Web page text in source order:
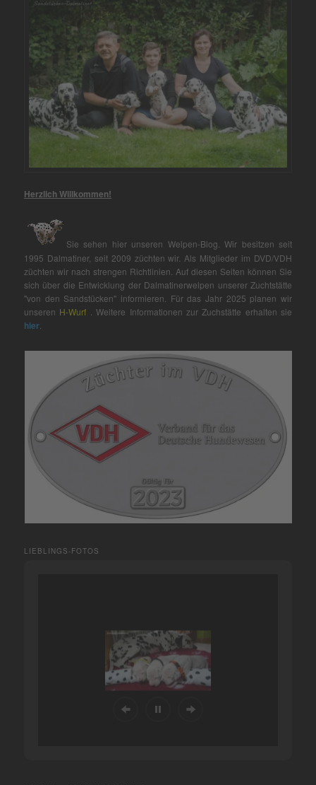
Herzlich Willkommen!
Sie sehen hier unseren Welpen-Blog. Wir besitzen seit
1995 Dalmatiner, seit 2009 züchten wir. Als Mitglieder im DVD/VDH
züchten wir nach strengen Richtlinien. Auf diesen Seiten können Sie
sich über die Entwicklung der Dalmatinerwelpen unserer Zuchtstätte
"von den Sandstücken" informieren. Für das Jahr 2025 planen wir
unseren H-Wurf . Weitere Informationen zur Zuchstätte erhalten sie
hier
LIEBLINGS-FOTOS